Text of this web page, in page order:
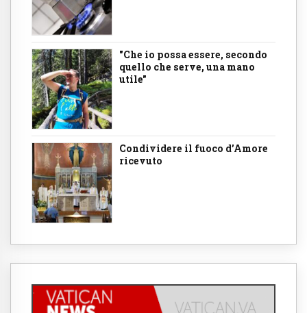
"Che io possa essere, secondo
quello che serve, una mano
utile"
Condividere il fuoco d’Amore
ricevuto